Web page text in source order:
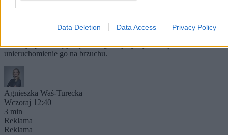
Data Deletion Data Access Privacy Policy
letniego Polaka, do której doszło po dramatycznej interwencji policji
Śledczy sprawdzają, czy do tragedii przyczyniło się
unieruchomienie go na brzuchu.
Agnieszka Waś-Turecka
Wczoraj 12:40
3 min
Reklama
Reklama